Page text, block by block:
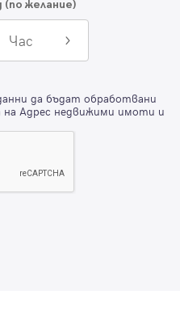
(по желание)
Час
да бъдат обработвани
на Адрес недвижими имоти и